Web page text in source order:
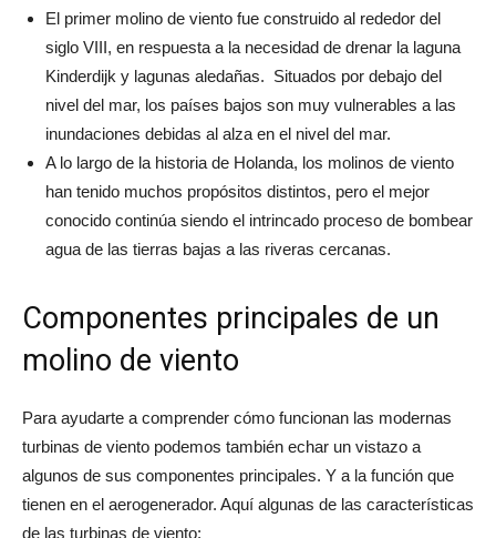
El primer molino de viento fue construido al rededor del
siglo VIII, en respuesta a la necesidad de drenar la laguna
Kinderdijk y lagunas aledañas. Situados por debajo del
nivel del mar, los países bajos son muy vulnerables a las
inundaciones debidas al alza en el nivel del mar.
A lo largo de la historia de Holanda, los molinos de viento
han tenido muchos propósitos distintos, pero el mejor
conocido continúa siendo el intrincado proceso de bombear
agua de las tierras bajas a las riveras cercanas.
Componentes principales de un
molino de viento
Para ayudarte a comprender cómo funcionan las modernas
turbinas de viento podemos también echar un vistazo a
algunos de sus componentes principales. Y a la función que
tienen en el aerogenerador. Aquí algunas de las características
de las turbinas de viento: